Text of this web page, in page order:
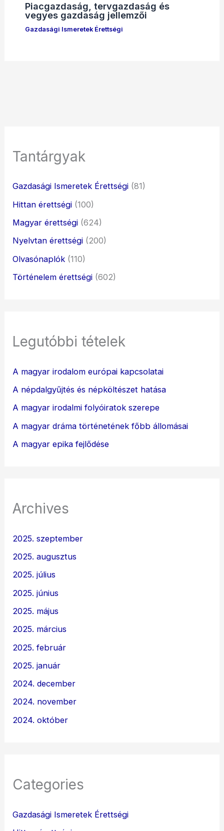
Piacgazdaság, tervgazdaság és
vegyes gazdaság jellemzői
Gazdasági Ismeretek Érettségi
Tantárgyak
Gazdasági Ismeretek Érettségi (81)
Hittan érettségi (100)
Magyar érettségi (624)
Nyelvtan érettségi (200)
Olvasónaplók (110)
Történelem érettségi (602)
Legutóbbi tételek
A magyar irodalom európai kapcsolatai
A népdalgyűjtés és népköltészet hatása
A magyar irodalmi folyóiratok szerepe
A magyar dráma történetének főbb állomásai
A magyar epika fejlődése
Archives
2025. szeptember
2025. augusztus
2025. július
2025. június
2025. május
2025. március
2025. február
2025. január
2024. december
2024. november
2024. október
Categories
Gazdasági Ismeretek Érettségi